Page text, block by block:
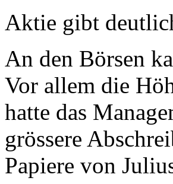
Aktie gibt
An den Börsen
Vor allem die
hatte das
grössere
Papiere von